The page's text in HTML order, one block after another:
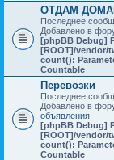
ОТДАМ
Последнее
Добавлено в
[phpBB Debug]
[ROOT]/vendor/
count():
Countable
Перевозки
Последнее
Добавлено в
объявления
[phpBB Debug]
[ROOT]/vendor/
count():
Countable